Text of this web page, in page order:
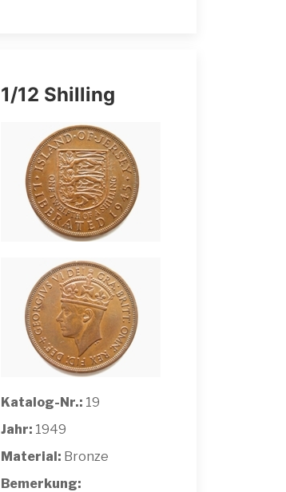
1/12 Shilling
Katalog-Nr.: 19
Jahr: 1949
Material: Bronze
Bemerkung: